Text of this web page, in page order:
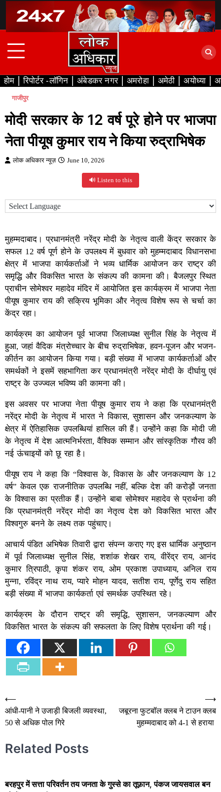
content
होम रिपोर्टर -लॉगिन अंबेडकर नगर अमरोहा अमेठी अयोध्या
गाजीपुर
मोदी सरकार के 12 वर्ष पूरे होने पर भाजपा
नेता पीयूष कुमार राय ने किया रुद्राभिषेक
लोक अधिकार न्यूज़ June 10, 2026
🔊 Listen to this
मुहम्मदाबाद। प्रधानमंत्री नरेंद्र मोदी के नेतृत्व वाली केंद्र सरकार के
सफल 12 वर्ष पूर्ण होने के उपलक्ष्य में बुधवार को मुहम्मदाबाद विधानसभा
क्षेत्र में भाजपा कार्यकर्ताओं ने भव्य धार्मिक आयोजन कर राष्ट्र की
समृद्धि और विकसित भारत के संकल्प की कामना की। बैजलपुर स्थित
प्राचीन सोमेश्वर महादेव मंदिर में आयोजित इस कार्यक्रम में भाजपा नेता
पीयूष कुमार राय की सक्रिय भूमिका और नेतृत्व विशेष रूप से चर्चा का
केंद्र रहा।
कार्यक्रम का आयोजन पूर्व भाजपा जिलाध्यक्ष सुनील सिंह के नेतृत्व में
हुआ, जहां वैदिक मंत्रोच्चार के बीच रुद्राभिषेक, हवन-पूजन और भजन-
कीर्तन का आयोजन किया गया। बड़ी संख्या में भाजपा कार्यकर्ताओं और
समर्थकों ने इसमें सहभागिता कर प्रधानमंत्री नरेंद्र मोदी के दीर्घायु एवं
राष्ट्र के उज्ज्वल भविष्य की कामना की।
इस अवसर पर भाजपा नेता पीयूष कुमार राय ने कहा कि प्रधानमंत्री
नरेंद्र मोदी के नेतृत्व में भारत ने विकास, सुशासन और जनकल्याण के
क्षेत्र में ऐतिहासिक उपलब्धियां हासिल की हैं। उन्होंने कहा कि मोदी जी
के नेतृत्व में देश आत्मनिर्भरता, वैश्विक सम्मान और सांस्कृतिक गौरव की
नई ऊंचाइयों को छू रहा है।
पीयूष राय ने कहा कि “विश्वास के, विकास के और जनकल्याण के 12
वर्ष” केवल एक राजनीतिक उपलब्धि नहीं, बल्कि देश की करोड़ों जनता
के विश्वास का प्रतीक हैं। उन्होंने बाबा सोमेश्वर महादेव से प्रार्थना की
कि प्रधानमंत्री नरेंद्र मोदी का नेतृत्व देश को विकसित भारत और
विश्वगुरु बनने के लक्ष्य तक पहुंचाए।
आचार्य पंडित अभिषेक तिवारी द्वारा संपन्न कराए गए इस धार्मिक अनुष्ठान
में पूर्व जिलाध्यक्ष सुनील सिंह, शशांक शेखर राय, वीरेंद्र राय, आनंद
कुमार त्रिपाठी, कृपा शंकर राय, ओम प्रकाश उपाध्याय, अनिल राय
मुन्ना, रविंद्र नाथ राय, प्यारे मोहन यादव, सतीश राय, पूर्णेदु राय सहित
बड़ी संख्या में भाजपा कार्यकर्ता एवं समर्थक उपस्थित रहे।
कार्यक्रम के दौरान राष्ट्र की समृद्धि, सुशासन, जनकल्याण और
विकसित भारत के संकल्प की सफलता के लिए विशेष प्रार्थना की गई।
Post
navigation
⟵
आंधी-पानी ने उजाड़ी बिजली व्यवस्था,
50 से अधिक पोल गिरे
जबूरना फुटबॉल क्लब ने टाउन क्लब
मुहम्मदाबाद को 4-1 से हराया
⟶
Related Posts
बरहपुर में सत्ता परिवर्तन तय जनता के गुस्से का तूफ़ान, पंकज जायसवाल बन